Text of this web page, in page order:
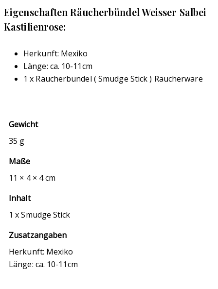
Eigenschaften Räucherbündel Weisser Salbei
Kastilienrose:
Herkunft: Mexiko
Länge: ca. 10-11cm
1 x Räucherbündel ( Smudge Stick ) Räucherware
Gewicht
35 g
Maße
11 × 4 × 4 cm
Inhalt
1 x Smudge Stick
Zusatzangaben
Herkunft: Mexiko
Länge: ca. 10-11cm